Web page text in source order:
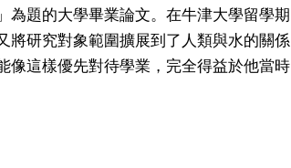
為題的大學畢業論文。在牛津大學留學期
將研究對象範圍擴展到了人類與水的關係
像這樣優先對待學業，完全得益於他當時